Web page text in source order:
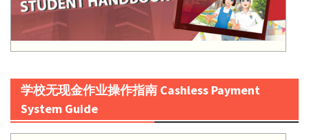
学校无现金作业操作指南 Cashless Payment
System Guide